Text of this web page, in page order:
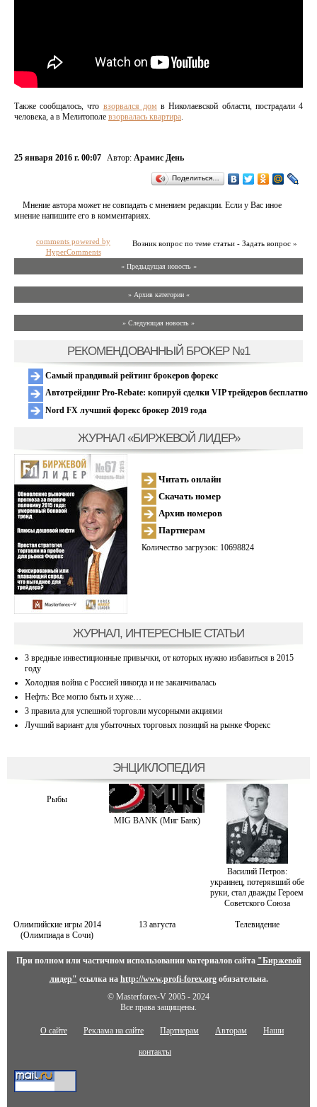
Также сообщалось, что взорвался дом в Николаевской области, пострадали 4
человека, а в Мелитополе взорвалась квартира.
25 января 2016 г. 00:07 Автор: Арамис День
Поделиться…
Мнение автора может не совпадать с мнением редакции. Если у Вас иное
мнение напишите его в комментариях.
Возник вопрос по теме статьи - Задать вопрос »
comments powered by
HyperComments
« Предыдущая новость «
» Архив категории «
» Следующая новость »
РЕКОМЕНДОВАННЫЙ БРОКЕР №1
Самый правдивый рейтинг брокеров форекс
Автотрейдинг Pro-Rebate: копируй сделки VIP трейдеров бесплатно
Nord FX лучший форекс брокер 2019 года
ЖУРНАЛ «БИРЖЕВОЙ ЛИДЕР»
Читать онлайн
Скачать номер
Архив номеров
Партнерам
Количество загрузок: 10698824
ЖУРНАЛ, ИНТЕРЕСНЫЕ СТАТЬИ
3 вредные инвестиционные привычки, от которых нужно избавиться в 2015
году
Холодная война с Россией никогда и не заканчивалась
Нефть: Все могло быть и хуже…
3 правила для успешной торговли мусорными акциями
Лучший вариант для убыточных торговых позиций на рынке Форекс
ЭНЦИКЛОПЕДИЯ
Рыбы
MIG BANK (Миг Банк)
Василий Петров:
украинец, потерявший обе
руки, стал дважды Героем
Советского Союза
Олимпийские игры 2014
(Олимпиада в Сочи)
13 августа Телевидение
При полном или частичном использовании материалов сайта "Биржевой
лидер" ссылка на http://www.profi-forex.orgобязательна.
© Masterforex-V 2005 - 2024
Все права защищены.
О сайте Реклама на сайте Партнерам Авторам Наши
контакты